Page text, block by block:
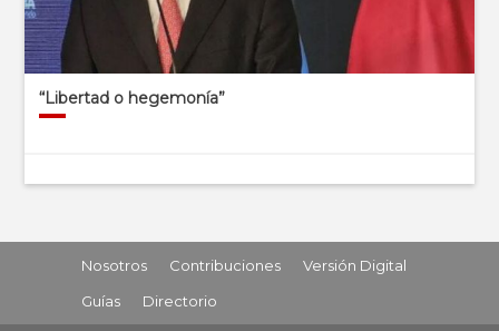
“Libertad o hegemonía”
Nosotros Contribuciones
Versión Digital
Guías
Directorio